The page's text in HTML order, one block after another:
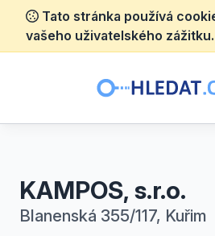
Tato stránka používá
vašeho uživatelského zážitku.
KAMPOS, s.r.o.
Blanenská 355/117, Kuřim